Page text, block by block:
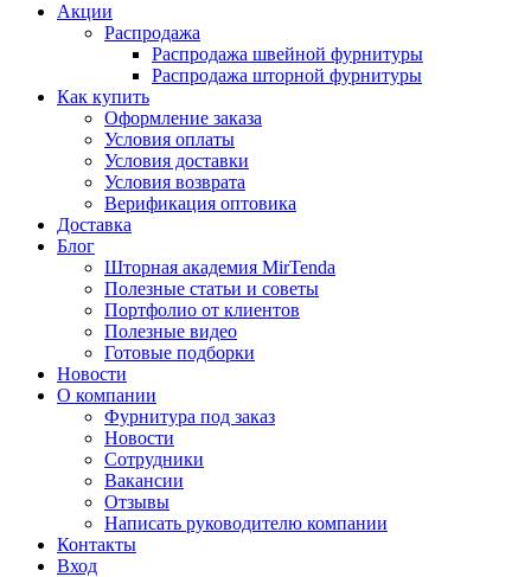
Акции
Распродажа
Распродажа швейной фурнитуры
Распродажа шторной фурнитуры
Как купить
Оформление заказа
Условия оплаты
Условия доставки
Условия возврата
Верификация оптовика
Доставка
Блог
Шторная академия MirTenda
Полезные статьи и советы
Портфолио от клиентов
Полезные видео
Готовые подборки
Новости
О компании
Фурнитура под заказ
Новости
Сотрудники
Вакансии
Отзывы
Написать руководителю компании
Контакты
Вход